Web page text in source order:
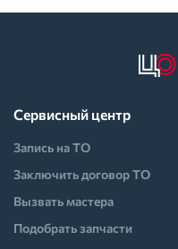
Сервисный центр
Запись на ТО
Заключить договор ТО
Вызвать мастера
Подобрать запчасти